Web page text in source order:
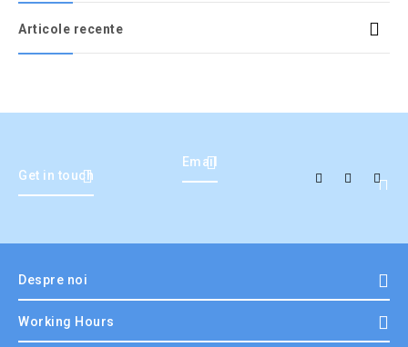
Articole recente
Get in touch
Email
Despre noi
Working Hours